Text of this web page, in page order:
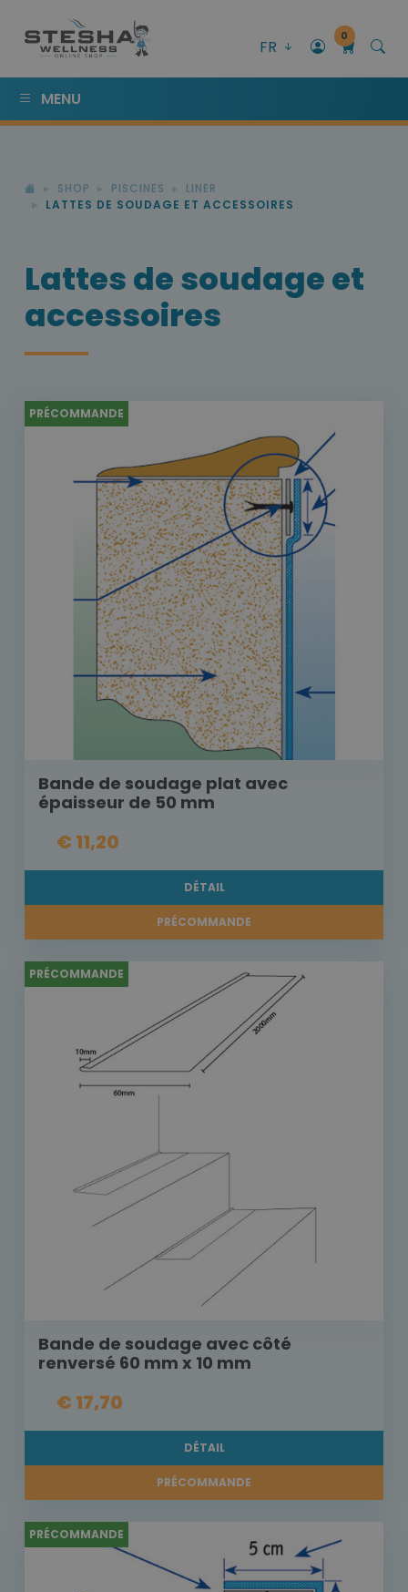
FR
0
MENU
SHOP PISCINES
LINER
LATTES DE SOUDAGE ET ACCESSOIRES
Lattes de soudage et
accessoires
PRÉCOMMANDE
Bande de soudage plat avec
épaisseur de 50 mm
€ 11,20
DÉTAIL
PRÉCOMMANDE
PRÉCOMMANDE
Bande de soudage avec côté
renversé 60 mm x 10 mm
€ 17,70
DÉTAIL
PRÉCOMMANDE
PRÉCOMMANDE